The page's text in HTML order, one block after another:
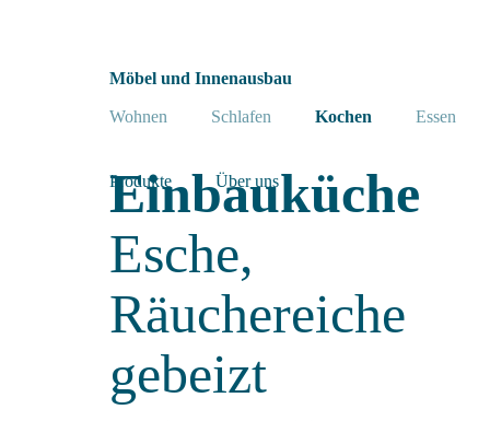
Möbel und Innenausbau
Wohnen Schlafen Kochen Essen
Produkte Über uns
Einbauküche
Esche,
Räuchereiche
gebeizt